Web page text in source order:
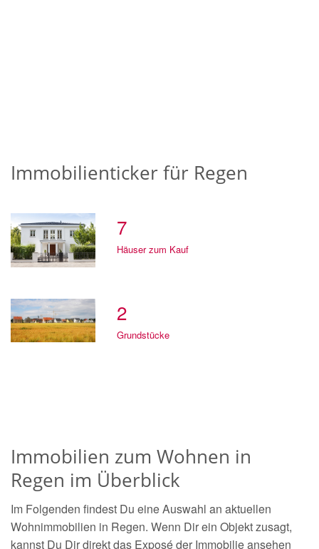
Immobilienticker für Regen
7
Häuser zum Kauf
2
Grundstücke
Immobilien zum Wohnen in
Regen im Überblick
Im Folgenden findest Du eine Auswahl an aktuellen
Wohnimmobilien in Regen. Wenn Dir ein Objekt zusagt,
kannst Du Dir direkt das Exposé der Immobilie ansehen